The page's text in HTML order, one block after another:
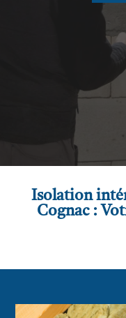
Isolation
Cognac :